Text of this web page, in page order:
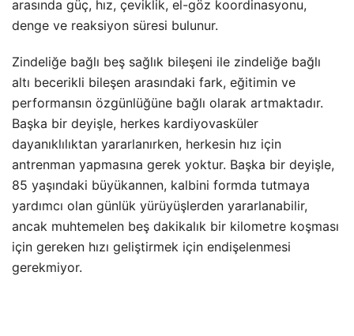
arasında güç, hız, çeviklik, el-göz koordinasyonu,
denge ve reaksiyon süresi bulunur.
Zindeliğe bağlı beş sağlık bileşeni ile zindeliğe bağlı
altı becerikli bileşen arasındaki fark, eğitimin ve
performansın özgünlüğüne bağlı olarak artmaktadır.
Başka bir deyişle, herkes kardiyovasküler
dayanıklılıktan yararlanırken, herkesin hız için
antrenman yapmasına gerek yoktur. Başka bir deyişle,
85 yaşındaki büyükannen, kalbini formda tutmaya
yardımcı olan günlük yürüyüşlerden yararlanabilir,
ancak muhtemelen beş dakikalık bir kilometre koşması
için gereken hızı geliştirmek için endişelenmesi
gerekmiyor.